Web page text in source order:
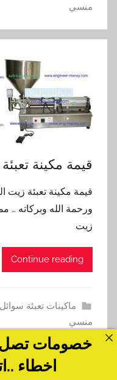
منسي
قيمة مكينة
قيمة مكينة تعبئة زيت
ورحمة الله وبركاته …
زيت
Continue reading
منسي
اخطاء